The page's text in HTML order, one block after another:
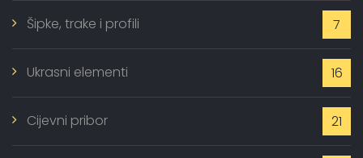
Šipke, trake i profili 7
Ukrasni elementi 16
Cijevni pribor 21